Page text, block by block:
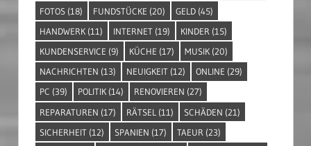
FOTOS (18) FUNDSTÜCKE (20) GELD (45)
HANDWERK (11) INTERNET (19) KINDER (15)
KUNDENSERVICE (9) KÜCHE (17) MUSIK (20)
NACHRICHTEN (13) NEUIGKEIT (12) ONLINE (29)
PC (39) POLITIK (14) RENOVIEREN (27)
REPARATUREN (17) RÄTSEL (11) SCHÄDEN (21)
SICHERHEIT (12) SPANIEN (17) TAEUR (23)